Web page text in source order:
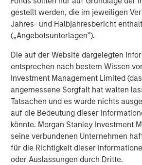
gestellt werden, die im jeweiligen
Jahres- und Halbjahresbericht
(„Angebotsunterlagen”).
Die auf der Website dargelegten
entsprechen nach bestem Wissen
Investment Management Limited
angemessene Sorgfalt hat walten
Tatsachen und es wurde nichts
auf die Bedeutung dieser
könnte. Morgan Stanley Investment
seine verbundenen Unternehmen
für die Richtigkeit dieser
oder Auslassungen durch Dritte.
Morgan Stanley Tactical Value
Morgan Stanley Investment
providing nimble, opportunistic
to invest across asset classes,
in changing market environments.
About Morgan Stanley Investment
Morgan Stanley Investment
its investment advisory affiliates, has
investment professionals around the
billion in assets under management
September 30, 2018. Morgan Stanley
Management strives to provide
investment performance, service and